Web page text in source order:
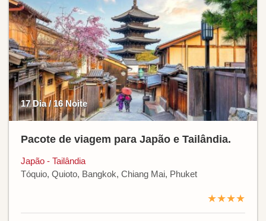
17 Dia / 16 Noite
Pacote de viagem para Japão e Tailândia.
Japão - Tailândia
Tóquio, Quioto, Bangkok, Chiang Mai, Phuket
★★★★